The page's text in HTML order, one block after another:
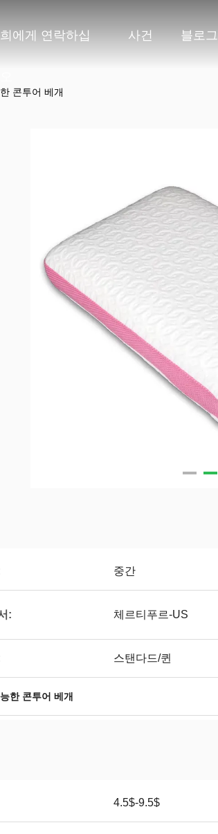
에게 연락하십 사건 블로그
콘투어 베개
중간
: 체르티푸르-US
스탠다드/퀸
한 콘투어 베개
4.5$-9.5$